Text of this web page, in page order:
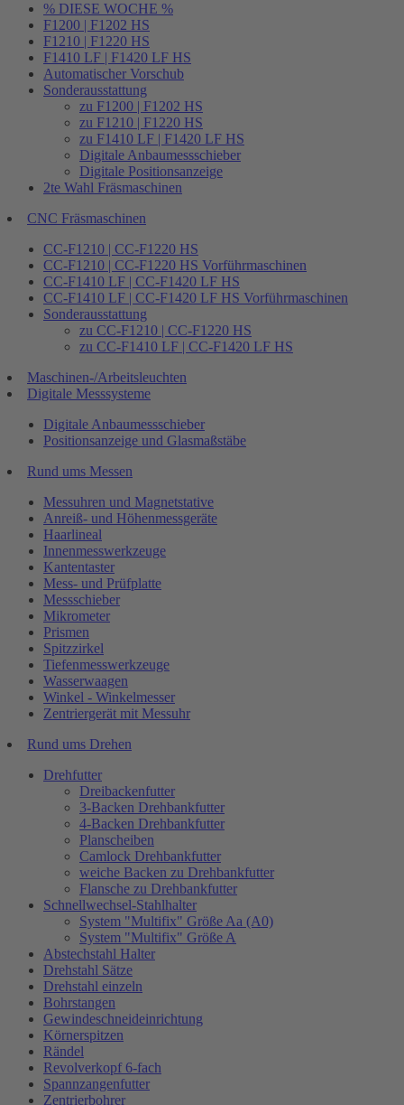
% DIESE WOCHE %
F1200 | F1202 HS
F1210 | F1220 HS
F1410 LF | F1420 LF HS
Automatischer Vorschub
Sonderausstattung
zu F1200 | F1202 HS
zu F1210 | F1220 HS
zu F1410 LF | F1420 LF HS
Digitale Anbaumessschieber
Digitale Positionsanzeige
2te Wahl Fräsmaschinen
CNC Fräsmaschinen
CC-F1210 | CC-F1220 HS
CC-F1210 | CC-F1220 HS Vorführmaschinen
CC-F1410 LF | CC-F1420 LF HS
CC-F1410 LF | CC-F1420 LF HS Vorführmaschinen
Sonderausstattung
zu CC-F1210 | CC-F1220 HS
zu CC-F1410 LF | CC-F1420 LF HS
Maschinen-/Arbeitsleuchten
Digitale Messsysteme
Digitale Anbaumessschieber
Positionsanzeige und Glasmaßstäbe
Rund ums Messen
Messuhren und Magnetstative
Anreiß- und Höhenmessgeräte
Haarlineal
Innenmesswerkzeuge
Kantentaster
Mess- und Prüfplatte
Messschieber
Mikrometer
Prismen
Spitzzirkel
Tiefenmesswerkzeuge
Wasserwaagen
Winkel - Winkelmesser
Zentriergerät mit Messuhr
Rund ums Drehen
Drehfutter
Dreibackenfutter
3-Backen Drehbankfutter
4-Backen Drehbankfutter
Planscheiben
Camlock Drehbankfutter
weiche Backen zu Drehbankfutter
Flansche zu Drehbankfutter
Schnellwechsel-Stahlhalter
System "Multifix" Größe Aa (A0)
System "Multifix" Größe A
Abstechstahl Halter
Drehstahl Sätze
Drehstahl einzeln
Bohrstangen
Gewindeschneideinrichtung
Körnerspitzen
Rändel
Revolverkopf 6-fach
Spannzangenfutter
Zentrierbohrer